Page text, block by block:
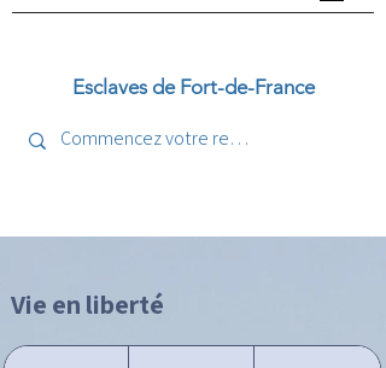
Esclaves de Fort-de-France
Vie en liberté